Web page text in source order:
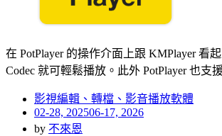
在 PotPlayer 的操作介面上跟 KMPlayer
Codec 就可輕鬆播放。此外 PotPlayer 也支
影視編輯、轉檔、影音播放軟體
Posted
on
02-28, 202506-17, 2026
by 不來恩